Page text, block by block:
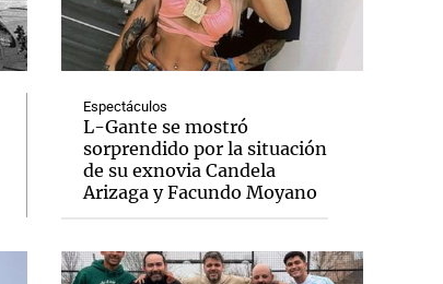
Espectáculos
L-Gante se mostró
sorprendido por la situación
de su exnovia Candela
Arizaga y Facundo Moyano